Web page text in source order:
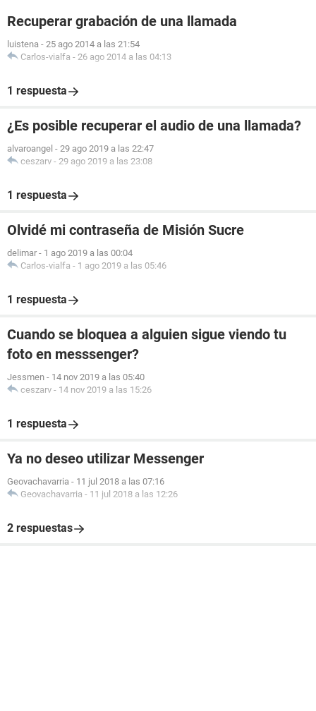
Recuperar grabación de una llamada
luistena - 25 ago 2014 a las 21:54
Carlos-vialfa - 26 ago 2014 a las 04:13
1 respuesta
¿Es posible recuperar el audio de una llamada?
alvaroangel - 29 ago 2019 a las 22:47
ceszarv - 29 ago 2019 a las 23:08
1 respuesta
Olvidé mi contraseña de Misión Sucre
delimar - 1 ago 2019 a las 00:04
Carlos-vialfa - 1 ago 2019 a las 05:46
1 respuesta
Cuando se bloquea a alguien sigue viendo tu
foto en messsenger?
Jessmen - 14 nov 2019 a las 05:40
ceszarv - 14 nov 2019 a las 15:26
1 respuesta
Ya no deseo utilizar Messenger
Geovachavarria - 11 jul 2018 a las 07:16
Geovachavarria - 11 jul 2018 a las 12:26
2 respuestas